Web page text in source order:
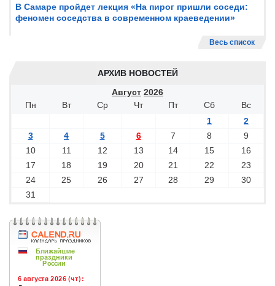
В Самаре пройдет лекция «На пирог пришли соседи:
феномен соседства в современном краеведении»
Весь список
АРХИВ НОВОСТЕЙ
Август 2026
Пн
Вт Ср Чт Пт Сб
Вс
1
2
3
4 5 6 7 8
9
10
11 12 13 14 15
16
17
18 19 20 21 22
23
24
25 26 27 28 29
30
31